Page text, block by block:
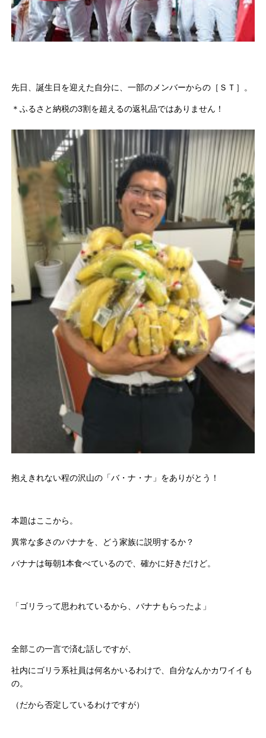
先日、誕生日を迎えた自分に、一部のメンバーからの［ＳＴ］。
＊ふるさと納税の3割を超えるの返礼品ではありません！
抱えきれない程の沢山の「バ・ナ・ナ」をありがとう！
本題はここから。
異常な多さのバナナを、どう家族に説明するか？
バナナは毎朝1本食べているので、確かに好きだけど。
「ゴリラって思われているから、バナナもらったよ」
全部この一言で済む話しですが、
社内にゴリラ系社員は何名かいるわけで、自分なんかカワイイも
の。
（だから否定しているわけですが）